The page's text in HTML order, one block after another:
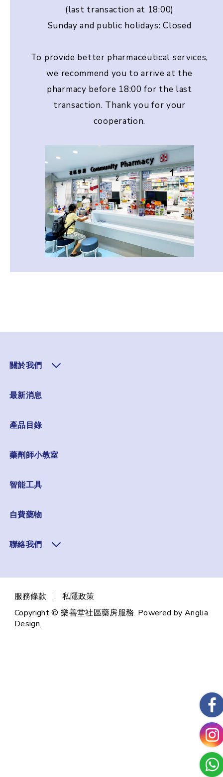
(last transaction at 18:00)
Sunday and public holidays: Closed
To provide better pharmaceutical services,
we recommend you to arrive at the
pharmacy before 18:00 for the last
transaction. Thank you for your
cooperation.
關於我們
最新消息
產品目錄
藥劑師小教室
智能工具
自費藥物
聯絡我們
服務條款
私隱政策
Copyright © 樂善堂社區藥房服務. Powered by Anglia
Design.